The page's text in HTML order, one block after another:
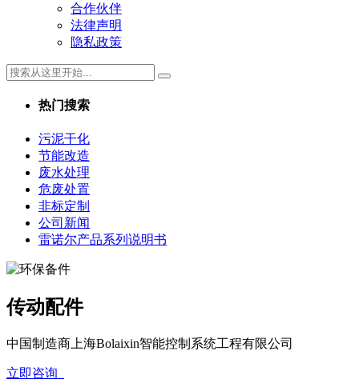
合作伙伴
法律声明
隐私政策
热门搜索
污泥干化
节能改造
废水处理
危废处置
非标定制
公司新闻
雷诺尔产品系列说明书
传动配件
中国制造商上海Bolaixin智能控制系统工程有限公司
立即咨询